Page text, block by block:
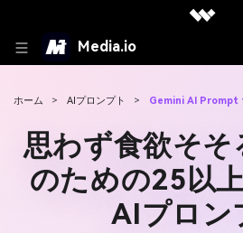
Media.io
ホーム > AIプロンプト > Gemini AI
思わず食欲そそ
のための25以
AIプロン